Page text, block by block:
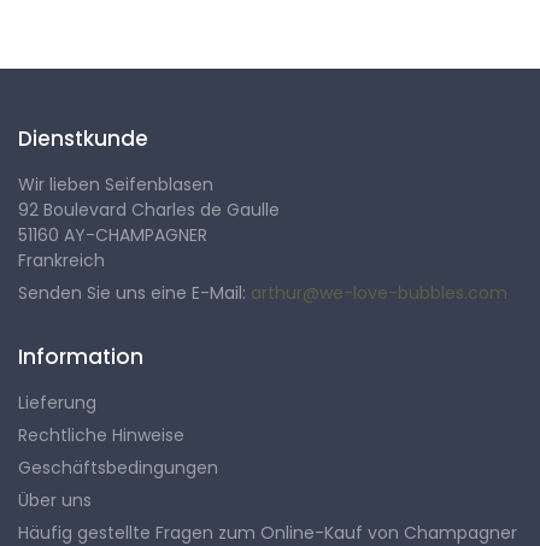
Dienstkunde
Wir lieben Seifenblasen
92 Boulevard Charles de Gaulle
51160 AY-CHAMPAGNER
Frankreich
Senden Sie uns eine E-Mail: arthur@we-love-bubbles.com
Information
Lieferung
Rechtliche Hinweise
Geschäftsbedingungen
Über uns
Häufig gestellte Fragen zum Online-Kauf von Champagner